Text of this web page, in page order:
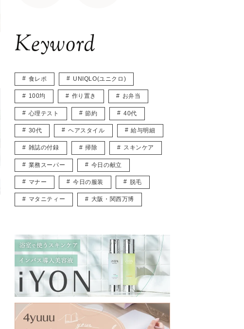
Keyword
食レポ UNIQLO(ユニクロ)
100均 作り置き お弁当
心理テスト 節約 40代
30代 ヘアスタイル 給与明細
雑誌の付録 掃除 スキンケア
業務スーパー 今日の献立
マナー 今日の服装 脱毛
マタニティー 大阪・関西万博